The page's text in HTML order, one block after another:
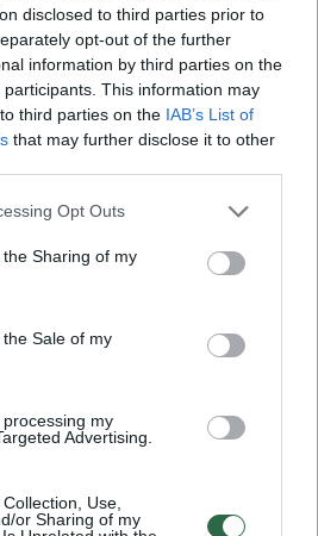
disclosed to third parties prior to
opt-out of the further
information by third parties on the
participants. This information may
third parties on the IAB’s List of
that may further disclose it to other
Opt Outs
Sharing of my
Sale of my
my
Advertising.
Use,
or Sharing of my
galimai
„Killnet“ atakų
dažniausiai
organizuojamos atakos
Jų metu dirbtinai
srautas
puslapį, kuris dėl
gali trumpam nulūžti.
jog tokios atakos
dėmesiui nukreipti, kol
nutekinimui. Tokiu
daugiau žalos